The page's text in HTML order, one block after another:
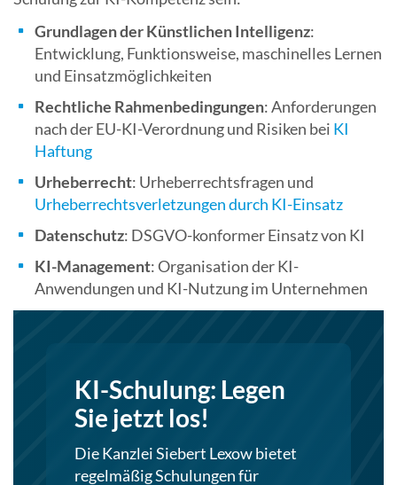
Grundlagen der Künstlichen Intelligenz:
Entwicklung, Funktionsweise, maschinelles Lernen
und Einsatzmöglichkeiten
Rechtliche Rahmenbedingungen: Anforderungen
nach der EU-KI-Verordnung und Risiken bei KI
Haftung
Urheberrecht: Urheberrechtsfragen und
Urheberrechtsverletzungen durch KI-Einsatz
Datenschutz: DSGVO-konformer Einsatz von KI
KI-Management: Organisation der KI-
Anwendungen und KI-Nutzung im Unternehmen
KI-Schulung: Legen
Sie jetzt los!
Die Kanzlei Siebert Lexow bietet
regelmäßig Schulungen für